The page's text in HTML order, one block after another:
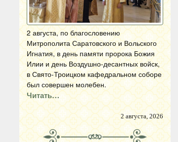
2 августа, по благословению
Митрополита Саратовского и Вольского
Игнатия, в день памяти пророка Божия
Илии и день Воздушно-десантных войск,
в Свято-Троицком кафедральном соборе
был совершен молебен.
Читать…
2 августа, 2026